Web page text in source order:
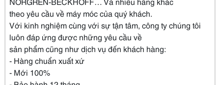
theo yêu cầu về máy móc của quý khách.
Với kinh nghiệm cùng với sự tận tâm, công ty chúng tôi
luôn đáp ứng được những yêu cầu về
sản phẩm cũng như dịch vụ đến khách hàng:
- Hàng chuẩn xuất xứ
- Mới 100%